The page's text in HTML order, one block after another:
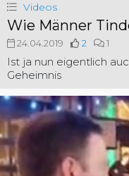
Videos
Wie Männer
24.04.2019 2 1
Ist ja nun eigentlich
Geheimnis